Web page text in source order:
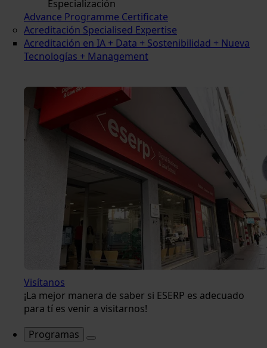
Especialización
Advance Programme Certificate
Acreditación Specialised Expertise
Acreditación en IA + Data + Sostenibilidad + Nueva
Tecnologías + Management
Visítanos
¡La mejor manera de saber si ESERP es adecuado
para tí es venir a visitarnos!
Programas